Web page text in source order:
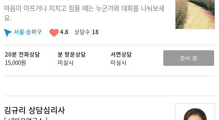
마음이 아프거나 지치고 힘들 때는 누군가와 대화를 나눠보새
요.
서울·송파구 4.8 상담수 18
20분 전화상담
15,000원
분 방문상담
미실시
서면상담
미실시
준비 중
김규리 상담심리사